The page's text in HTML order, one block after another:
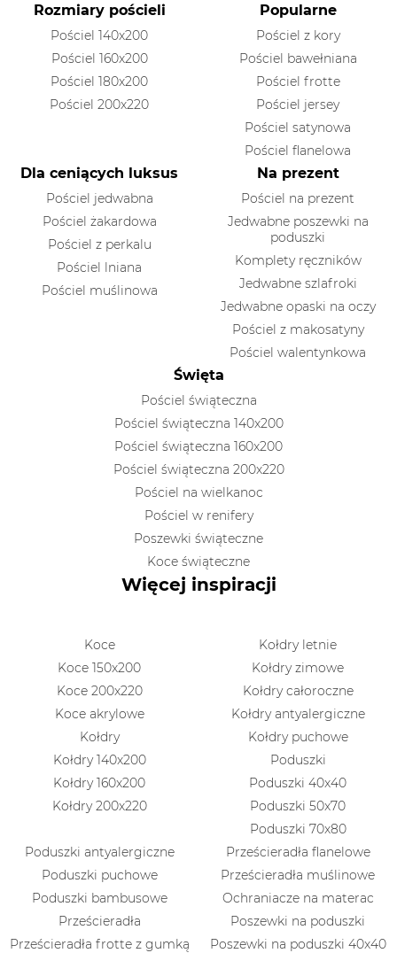
Rozmiary pościeli
Pościel 140x200
Pościel 160x200
Pościel 180x200
Pościel 200x220
Popularne
Pościel z kory
Pościel bawełniana
Pościel frotte
Pościel jersey
Pościel satynowa
Pościel flanelowa
Dla ceniących luksus
Pościel jedwabna
Pościel żakardowa
Pościel z perkalu
Pościel lniana
Pościel muślinowa
Na prezent
Pościel na prezent
Jedwabne poszewki na
poduszki
Komplety ręczników
Jedwabne szlafroki
Jedwabne opaski na oczy
Pościel z makosatyny
Pościel walentynkowa
Święta
Pościel świąteczna
Pościel świąteczna 140x200
Pościel świąteczna 160x200
Pościel świąteczna 200x220
Pościel na wielkanoc
Pościel w renifery
Poszewki świąteczne
Koce świąteczne
Więcej inspiracji
Koce
Koce 150x200
Koce 200x220
Koce akrylowe
Kołdry
Kołdry 140x200
Kołdry 160x200
Kołdry 200x220
Kołdry letnie
Kołdry zimowe
Kołdry całoroczne
Kołdry antyalergiczne
Kołdry puchowe
Poduszki
Poduszki 40x40
Poduszki 50x70
Poduszki 70x80
Poduszki antyalergiczne
Poduszki puchowe
Poduszki bambusowe
Prześcieradła
Prześcieradła frotte z gumką
Prześcieradła flanelowe
Prześcieradła muślinowe
Ochraniacze na materac
Poszewki na poduszki
Poszewki na poduszki 40x40